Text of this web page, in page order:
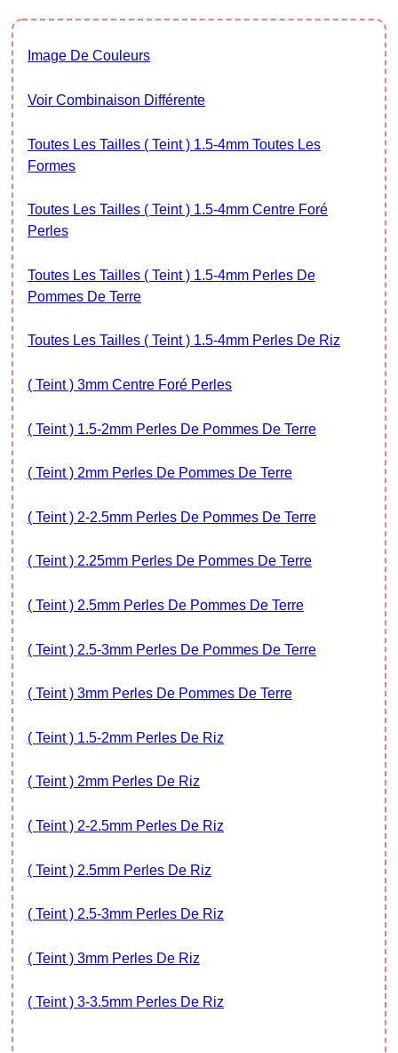
Image De Couleurs
Voir Combinaison Différente
Toutes Les Tailles ( Teint ) 1.5-4mm Toutes Les
Formes
Toutes Les Tailles ( Teint ) 1.5-4mm Centre Foré
Perles
Toutes Les Tailles ( Teint ) 1.5-4mm Perles De
Pommes De Terre
Toutes Les Tailles ( Teint ) 1.5-4mm Perles De Riz
( Teint ) 3mm Centre Foré Perles
( Teint ) 1.5-2mm Perles De Pommes De Terre
( Teint ) 2mm Perles De Pommes De Terre
( Teint ) 2-2.5mm Perles De Pommes De Terre
( Teint ) 2.25mm Perles De Pommes De Terre
( Teint ) 2.5mm Perles De Pommes De Terre
( Teint ) 2.5-3mm Perles De Pommes De Terre
( Teint ) 3mm Perles De Pommes De Terre
( Teint ) 1.5-2mm Perles De Riz
( Teint ) 2mm Perles De Riz
( Teint ) 2-2.5mm Perles De Riz
( Teint ) 2.5mm Perles De Riz
( Teint ) 2.5-3mm Perles De Riz
( Teint ) 3mm Perles De Riz
( Teint ) 3-3.5mm Perles De Riz